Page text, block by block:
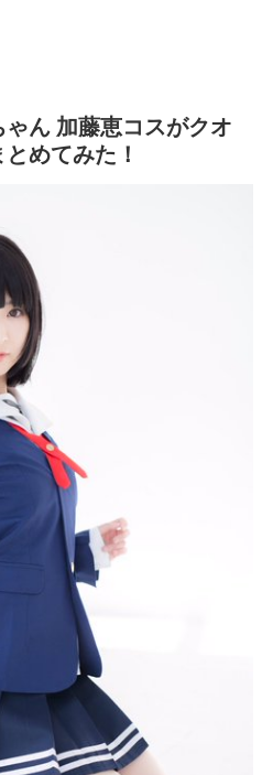
ゃん 加藤恵コスがクオ
めてみた！